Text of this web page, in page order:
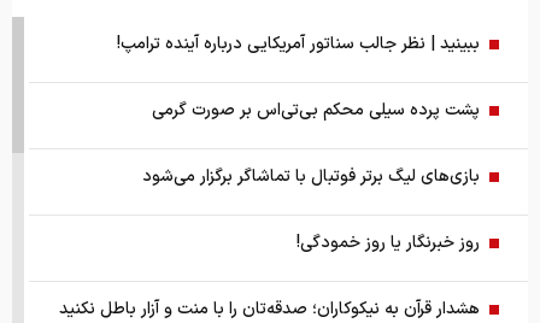
ببینید | نظر جالب سناتور آمریکایی درباره آینده ترامپ!
پشت پرده سیلی محکم بی‌تی‌اس بر صورت گرمی
بازی‌های لیگ برتر فوتبال با تماشاگر برگزار می‌شود
روز خبرنگار یا روز خمودگی!
هشدار قرآن به نیکوکاران؛ صدقه‌تان را با منت و آزار باطل نکنید